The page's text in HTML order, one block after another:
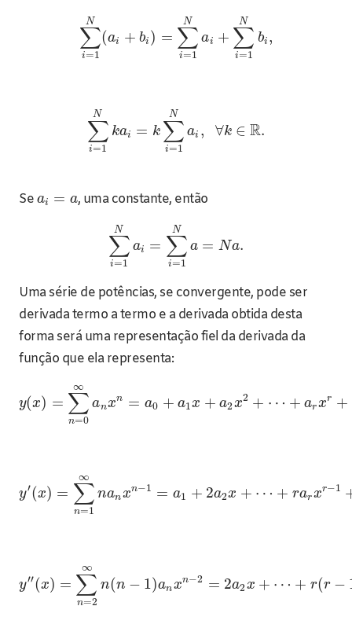
∑
i=1
N
(ai + bi ) = ∑
i=1
N
ai + ∑
i=1
N
bi ,
∑
i=1
N
kai = k ∑
i=1
N
ai , ∀k ∈ R.
Se ai = a, uma constante, então
∑
i=1
N
ai = ∑
i=1
N
a = Na.
Uma série de potências, se convergente, pode ser
derivada termo a termo e a derivada obtida desta
forma será uma representação fiel da derivada da
função que ela representa:
y(x) = ∑
n=0
∞
anxn = a0 + a1x + a2x2 + ⋯ + arxr +
y′(x) = ∑
n=1
∞
nanxn−1 = a1 + 2a2x + ⋯ + rarxr−1
y′′(x) = ∑
n=2
∞
n(n − 1)anxn−2 = 2a2x + ⋯ + r(r −